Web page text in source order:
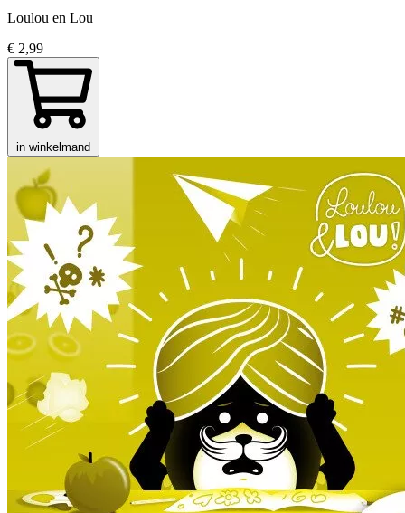
Loulou en Lou
€ 2,99
in winkelmand